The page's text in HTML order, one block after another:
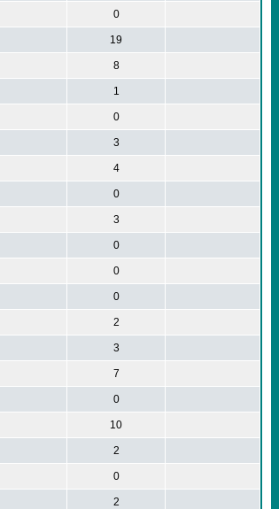
0
19
8
1
0
3
4
0
3
0
0
0
2
3
7
0
10
2
0
2